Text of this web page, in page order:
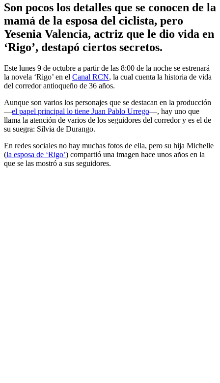
Son pocos los detalles que se conocen de la
mamá de la esposa del ciclista, pero
Yesenia Valencia, actriz que le dio vida en
‘Rigo’, destapó ciertos secretos.
Este lunes 9 de octubre a partir de las 8:00 de la noche se estrenará
la novela ‘Rigo’ en el Canal RCN, la cual cuenta la historia de vida
del corredor antioqueño de 36 años.
Aunque son varios los personajes que se destacan en la producción
—el papel principal lo tiene Juan Pablo Urrego—, hay uno que
llama la atención de varios de los seguidores del corredor y es el de
su suegra: Silvia de Durango.
En redes sociales no hay muchas fotos de ella, pero su hija Michelle
(la esposa de ‘Rigo’) compartió una imagen hace unos años en la
que se las mostró a sus seguidores.